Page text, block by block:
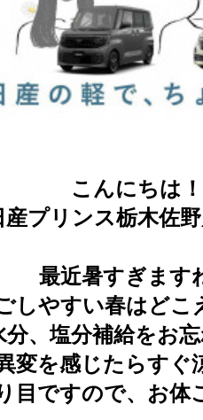
こんにちは！
産プリンス栃木佐
最近暑すぎま
しやすい春はどこ
分、塩分補給をお
変を感じたらすぐ
目ですので、お体